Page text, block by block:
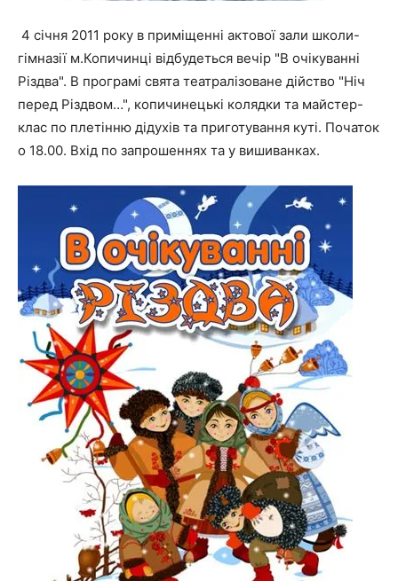
4 січня 2011 року в приміщенні актової зали школи-
гімназії м.Копичинці відбудеться вечір "В очікуванні
Різдва". В програмі свята театралізоване дійство "Ніч
перед Різдвом…", копичинецькі колядки та майстер-
клас по плетінню дідухів та приготування куті. Початок
о 18.00. Вхід по запрошеннях та у вишиванках.